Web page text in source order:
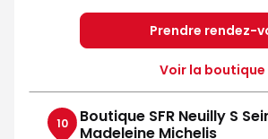
Prendre rendez-
Voir la boutique
10
Boutique SFR Neuilly S
Madeleine Michelis